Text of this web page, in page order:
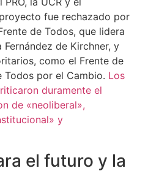
fue rechazado por
de Todos, que lidera
de Kirchner, y
como el Frente de
Todos por el Cambio. Los
duramente el
de «neoliberal»,
y
el futuro y la